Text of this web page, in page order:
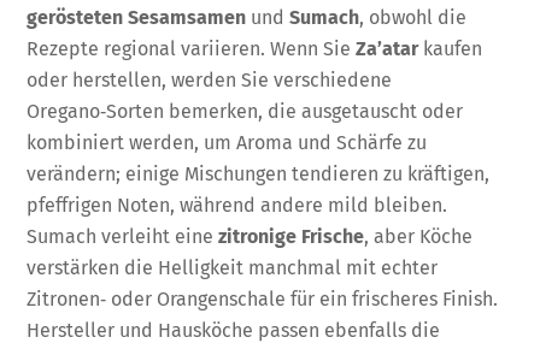
gerösteten Sesamsamen undSumach, obwohl die
Rezepte regional variieren. Wenn SieZa’atarkaufen
oder herstellen, werden Sie verschiedene
Oregano‑Sorten bemerken, die ausgetauscht oder
kombiniert werden, um Aroma und Schärfe zu
verändern; einige Mischungen tendieren zu kräftigen,
pfeffrigen Noten, während andere mild bleiben.
Sumach verleiht einezitronige Frische, aber Köche
verstärken die Helligkeit manchmal mit echter
Zitronen‑ oder Orangenschale für ein frischeres Finish.
Hersteller und Hausköche passen ebenfalls die